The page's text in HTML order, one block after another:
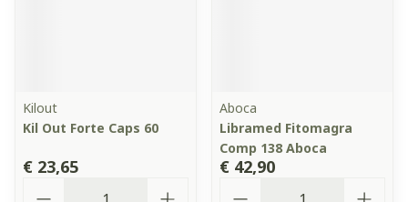
Kilout
Kil Out Forte Caps 60
€ 23,65
Aboca
Libramed Fitomagra
Comp 138 Aboca
€ 42,90